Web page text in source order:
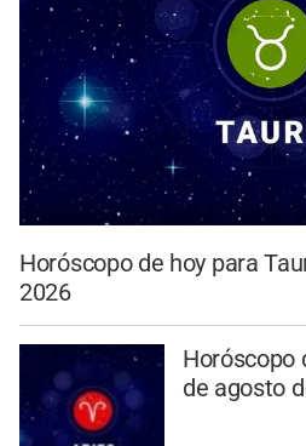
Horóscopo de hoy para
2026
Horóscopo
de agosto